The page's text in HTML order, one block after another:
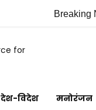
Breaking
विधान परिषद
देश-विदेश मनोरंजन